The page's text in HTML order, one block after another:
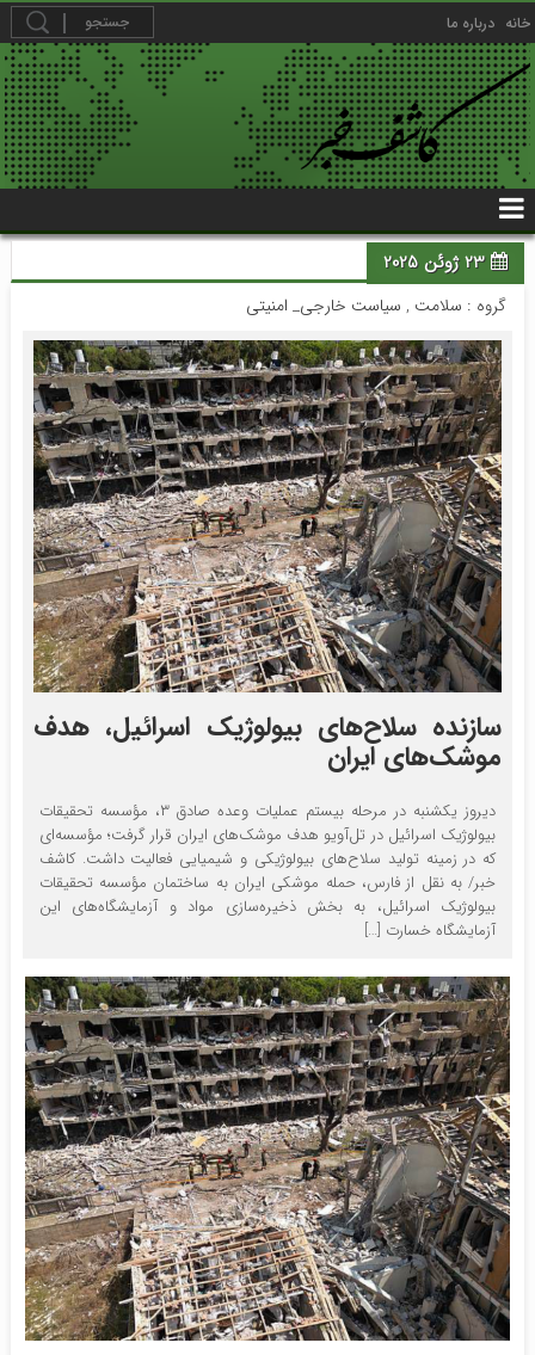
خانه درباره ما
23 ژوئن 2025
گروه : سلامت , سیاست خارجی_ امنیتی
سازنده سلاح‌های بیولوژیک اسرائیل، هدف
موشک‌های ایران
دیروز یکشنبه در مرحله بیستم عملیات وعده صادق ۳، مؤسسه تحقیقات
بیولوژیک اسرائیل در تل‌آویو هدف موشک‌های ایران قرار گرفت؛ مؤسسه‌ای
که در زمینه تولید سلاح‌های بیولوژیکی و شیمیایی فعالیت داشت. کاشف
خبر/ به نقل از فارس، حمله موشکی ایران به ساختمان مؤسسه تحقیقات
بیولوژیک اسرائیل، به بخش ذخیره‌سازی مواد و آزمایشگاه‌های این
آزمایشگاه خسارت […]